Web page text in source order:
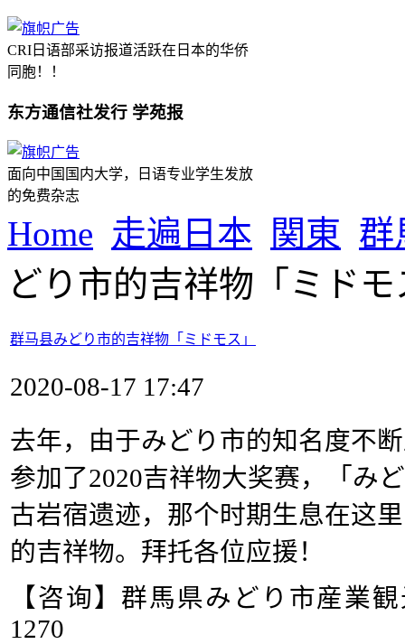
CRI日语部采访报道活跃在日本的华侨
同胞！！
东方通信社发行 学苑报
面向中国国内大学，日语专业学生发放
的免费杂志
Home 走遍日本 関東 群
どり市的吉祥物「ミドモ
群马县みどり市的吉祥物「ミドモス」
2020-08-17 17:47
去年，由于みどり市的知名度不
参加了2020吉祥物大奖赛，「み
古岩宿遗迹，那个时期生息在这
的吉祥物。拜托各位应援！
【咨询】群馬県みどり市産業
1270